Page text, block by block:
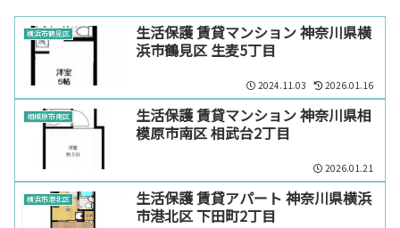
横浜市鶴見区
生活保護 賃貸マンション 神奈川県横
浜市鶴見区 生麦5丁目
2024.11.03 2026.01.16
相模原市南区
生活保護 賃貸マンション 神奈川県相
模原市南区 相武台2丁目
2026.01.21
横浜市港北区
生活保護 賃貸アパート 神奈川県横浜
市港北区 下田町2丁目